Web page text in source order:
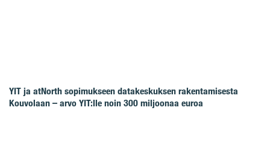
YIT ja atNorth sopimukseen datakeskuksen rakentamisesta
Kouvolaan – arvo YIT:lle noin 300 miljoonaa euroa